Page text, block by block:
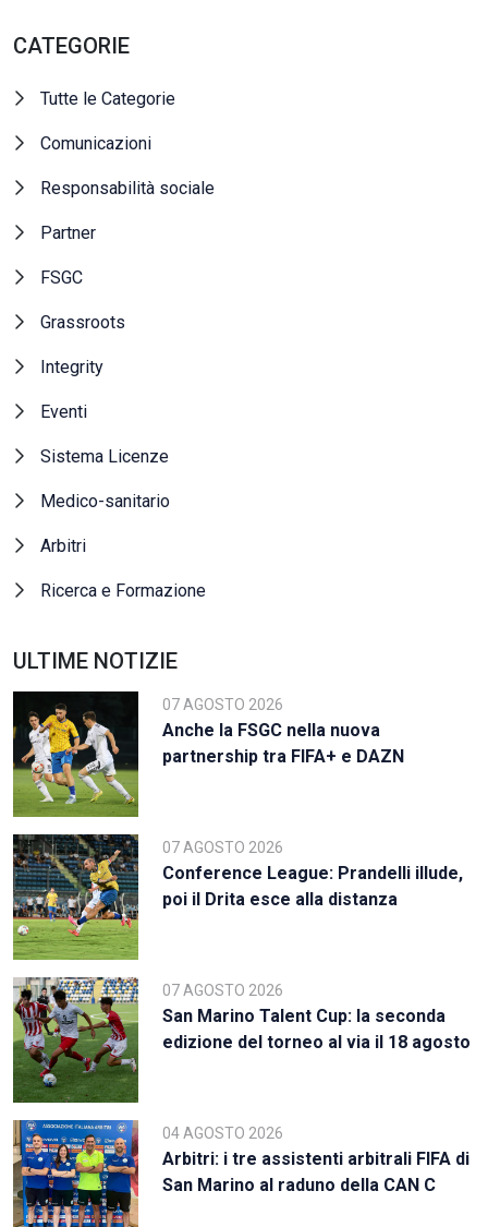
CATEGORIE
Tutte le Categorie
Comunicazioni
Responsabilità sociale
Partner
FSGC
Grassroots
Integrity
Eventi
Sistema Licenze
Medico-sanitario
Arbitri
Ricerca e Formazione
ULTIME NOTIZIE
07 AGOSTO 2026
Anche la FSGC nella nuova
partnership tra FIFA+ e DAZN
07 AGOSTO 2026
Conference League: Prandelli illude,
poi il Drita esce alla distanza
07 AGOSTO 2026
San Marino Talent Cup: la seconda
edizione del torneo al via il 18 agosto
04 AGOSTO 2026
Arbitri: i tre assistenti arbitrali FIFA di
San Marino al raduno della CAN C